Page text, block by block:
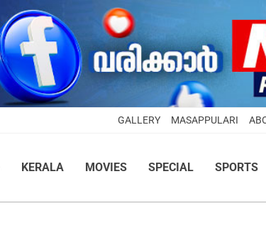
GALLERY MASAPPULARI
KERALA MOVIES SPECIAL SPORTS